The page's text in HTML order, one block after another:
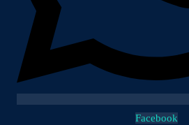
Facebook